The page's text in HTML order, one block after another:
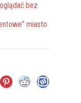
bez
miasto